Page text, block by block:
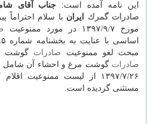
این نامه آمده است: جناب آقای
صادرات گمرك ایران
مورخ ۱۳۹۷/۹/۷ در مورد ممنوعیت
مبحث لغو ممنوعیت صادرات گوشت
صادرات گوشت مرغ و احشاء آن شامل
۱۳۹۷/۷/۲۶ از لیست ممنوعیت
مستثنی گردیده است.